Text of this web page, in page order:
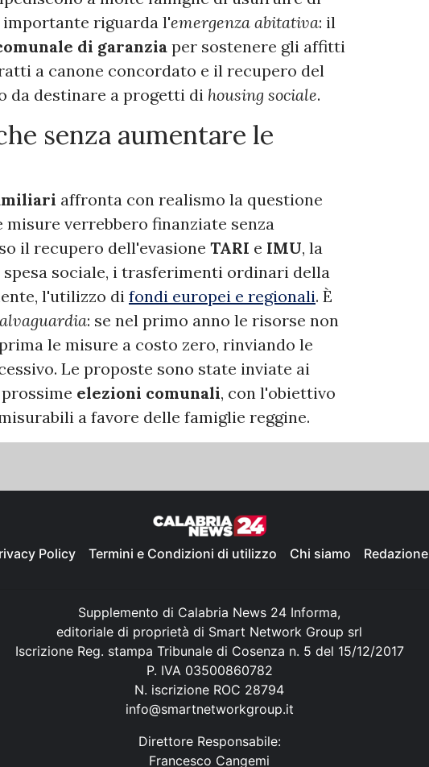
riguarda l'emergenza abitativa: il
di garanzia per sostenere gli affitti
a canone concordato e il recupero del
da destinare a progetti di housing sociale.
senza aumentare le
affronta con realismo la questione
verrebbero finanziate senza
il recupero dell'evasione TARI e IMU, la
sociale, i trasferimenti ordinari della
l'utilizzo difondi europei e regionali. È
: se nel primo anno le risorse non
le misure a costo zero, rinviando le
Le proposte sono state inviate ai
elezioni comunali, con l'obiettivo
a favore delle famiglie reggine.
Policy Termini e Condizioni di utilizzo Chi siamo Redazione
Supplemento di Calabria News 24 Informa,
editoriale di proprietà di Smart Network Group srl
Iscrizione Reg. stampa Tribunale di Cosenza n. 5 del 15/12/2017
P. IVA 03500860782
N. iscrizione ROC 28794
info@smartnetworkgroup.it
Direttore Responsabile:
Francesco Cangemi